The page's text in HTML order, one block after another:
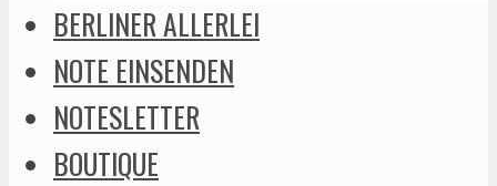
BERLINER ALLERLEI
NOTE EINSENDEN
NOTESLETTER
BOUTIQUE